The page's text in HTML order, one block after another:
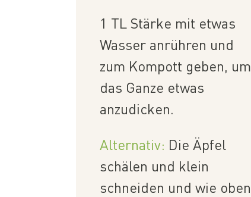
1 TL Stärke mit etwas
Wasser anrühren und
zum Kompott geben, um
das Ganze etwas
anzudicken.
Alternativ: Die Äpfel
schälen und klein
schneiden und wie oben